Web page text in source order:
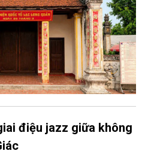
điệu jazz giữa không